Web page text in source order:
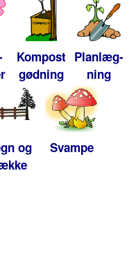
Kompost
gødning
Planlæg-
ning
og
Svampe